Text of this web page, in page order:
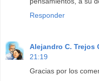
Responder
Alejandro C. Trejos
21:19
Gracias por los